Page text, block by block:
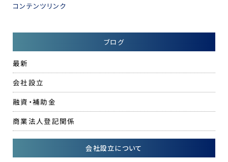
コンテンツリンク
ブログ
最新
会社設立
融資・補助金
商業法人登記関係
会社設立について